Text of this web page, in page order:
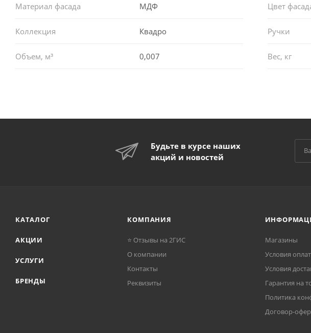
Материал фасада МДФ Цвет
Коллекция Квадро Ручки
Объем, м³ 0,007 Вес, кг
Будьте в курсе наших
акций и новостей
КАТАЛОГ
АКЦИИ
УСЛУГИ
БРЕНДЫ
КОМПАНИЯ
⭐ Отзывы на 2ГИС
О компании
Контакты
Реквизиты
Магазины
Условия
Условия
Гарантия на
Политика
Договор-